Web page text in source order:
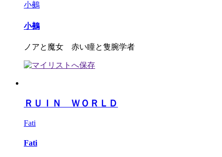
小鵺
小鵺
ノアと魔女 赤い瞳と隻腕学者
ＲＵＩＮ ＷＯＲＬＤ
Fati
Fati